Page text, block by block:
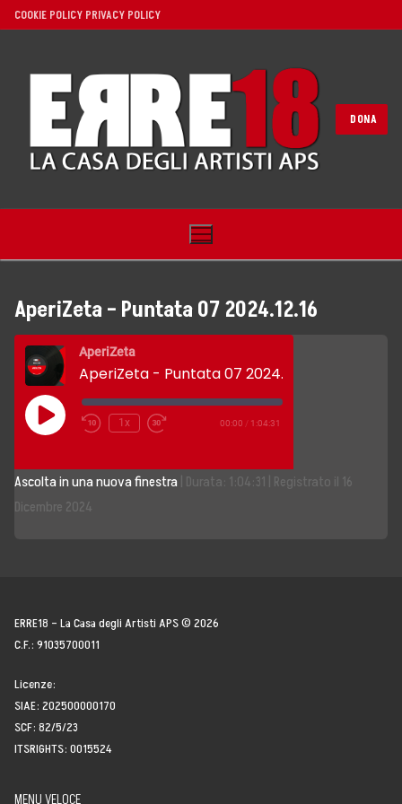
VaiCOOKIE POLICY PRIVACY POLICY
DONA
Home
Noi
Storia, Mission e Vision
Fondatori
Blogger
La Nostra Rete
Attività
AperiZeta – Puntata 07 2024.12.16
AperiZeta
AperiZeta - Puntata 07 2024.12.16
Play
Episode
1x 00:00 / 1:04:31
Ascolta in una nuova finestra Durata: 1:04:31 Registrato il 16
Dicembre 2024
ERRE18 – La Casa degli Artisti APS © 2026
C.F.: 91035700011
Licenze:
SIAE: 202500000170
SCF: 82/5/23
ITSRIGHTS: 0015524
MENU VELOCE